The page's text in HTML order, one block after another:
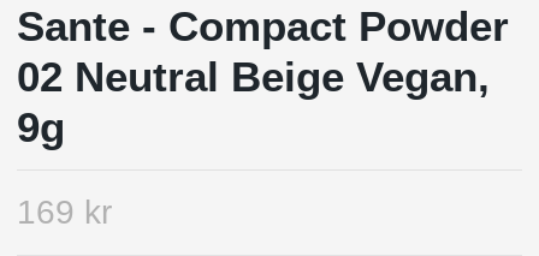
Sante - Compact Powder
02 Neutral Beige Vegan,
9g
169 kr